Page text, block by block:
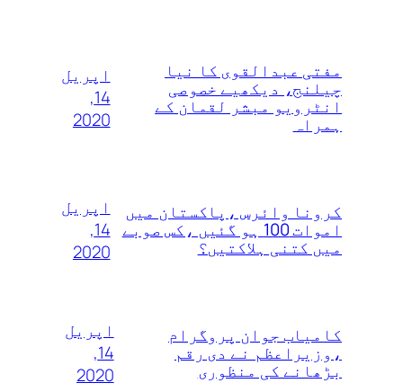
مفتی عبدالقوی کا نیا
چیلنج، دیکھیے خصوصی
انٹرویو مبشر لقمان کے
ہمراہ
اپریل
14,
2020
کرونا وائرس ،پاکستان میں
اموات 100 ہو گئیں ،کس صوبے
میں کتنی ہلاکتیں؟
اپریل
14,
2020
کامیاب جوان پروگرام
،وزیراعظم نے دی رقم
بڑھانے کی منظوری
اپریل
14,
2020